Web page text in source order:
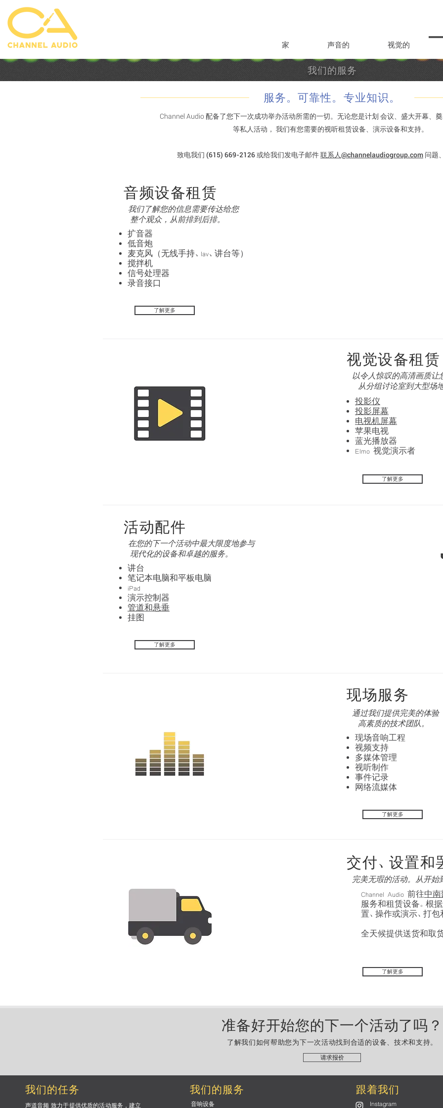
家 声音的 视觉的
我们的服务
服务。可靠性。专业知识。
Channel Audio 配备了您下一次成功举办活动所需的一切。无论您是计划 会议、盛大开幕、
等私人活动， 我们有您需要的视听租赁设备、演示设备和支持。
致电我们 (615) 669-2126或给我们发电子邮件联系人@channelaudiogroup.com 问题
音频设备租赁
我们了解您的信息需要传达给您
整个观众，从前排到后排。
扩音器
低音炮
麦克风（无线手持、lav、讲台等）
搅拌机
信号处理器
录音接口
了解更多
视觉设备租赁
以令人惊叹的高清画质让
从分组讨论室到大型场
投影仪
投影屏幕
电视机屏幕
苹果电视
蓝光播放器
Elmo 视觉演示者
了解更多
活动配件
在您的下一个活动中最大限度地参与
现代化的设备和卓越的服务。
讲台
笔记本电脑和平板电脑
iPad
演示控制器
管道和悬垂
挂图
了解更多
现场服务
现场音响工程
视频支持
多媒体管理
视听制作
事件记录
网络流媒体
了解更多
通过我们提供完美的体验
高素质的技术团队。
交付、设置和
完美无瑕的活动。从开始
Channel Audio 前往中南
服务和租赁设备。根
置、操作或演示、打包
全天候提供送货和取货
了解更多
准备好开始您的下一个活动了吗？
了解我们如何帮助您为下一次活动找到合适的设备、技术和支持。
请求报价
我们的任务
声道音频 致力于提供优质的活动服务 ，建立
我们的服务
音响设备
跟着我们
Instagram